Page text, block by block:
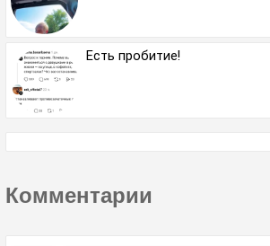
Есть пробитие!
Комментарии